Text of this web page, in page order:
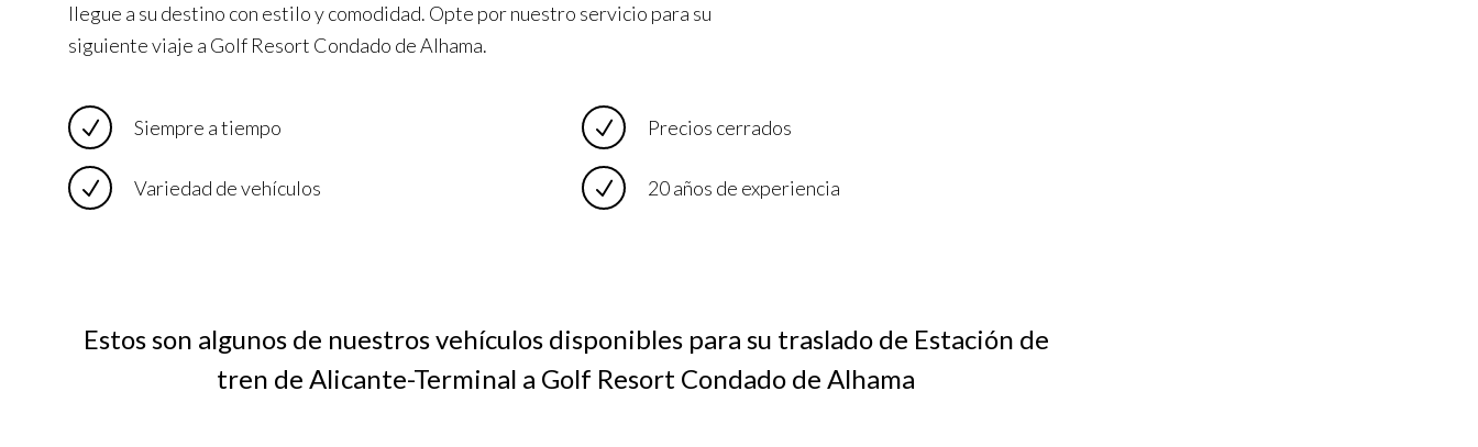
llegue a su destino con estilo y comodidad. Opte por nuestro servicio para su
siguiente viaje a Golf Resort Condado de Alhama.
Siempre a tiempo
Variedad de vehículos
Precios cerrados
20 años de experiencia
Estos son algunos de nuestros vehículos disponibles para su traslado de Estación de
tren de Alicante-Terminal a Golf Resort Condado de Alhama